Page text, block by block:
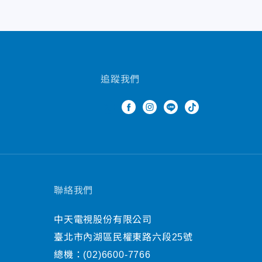
追蹤我們
聯絡我們
中天電視股份有限公司
臺北市內湖區民權東路六段25號
總機： (02)6600-7766